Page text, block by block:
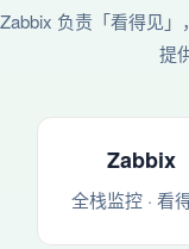
Zabbix 负责「看得见
提
Zabbix
全栈监控 · 看